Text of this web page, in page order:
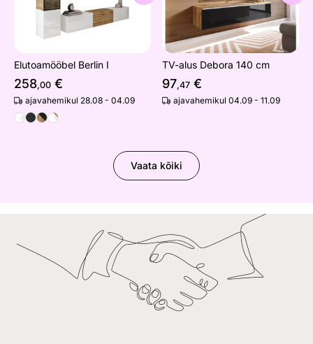
Elutoamööbel Berlin I
258,00 €
ajavahemikul 28.08 - 04.09
TV-alus Debora 140 cm
97,47 €
ajavahemikul 04.09 - 11.09
Vaata kõiki